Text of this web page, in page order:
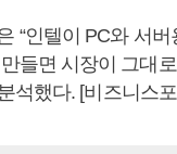
“인텔이 PC와 서
들면 시장이 그대
석했다. [비즈니스